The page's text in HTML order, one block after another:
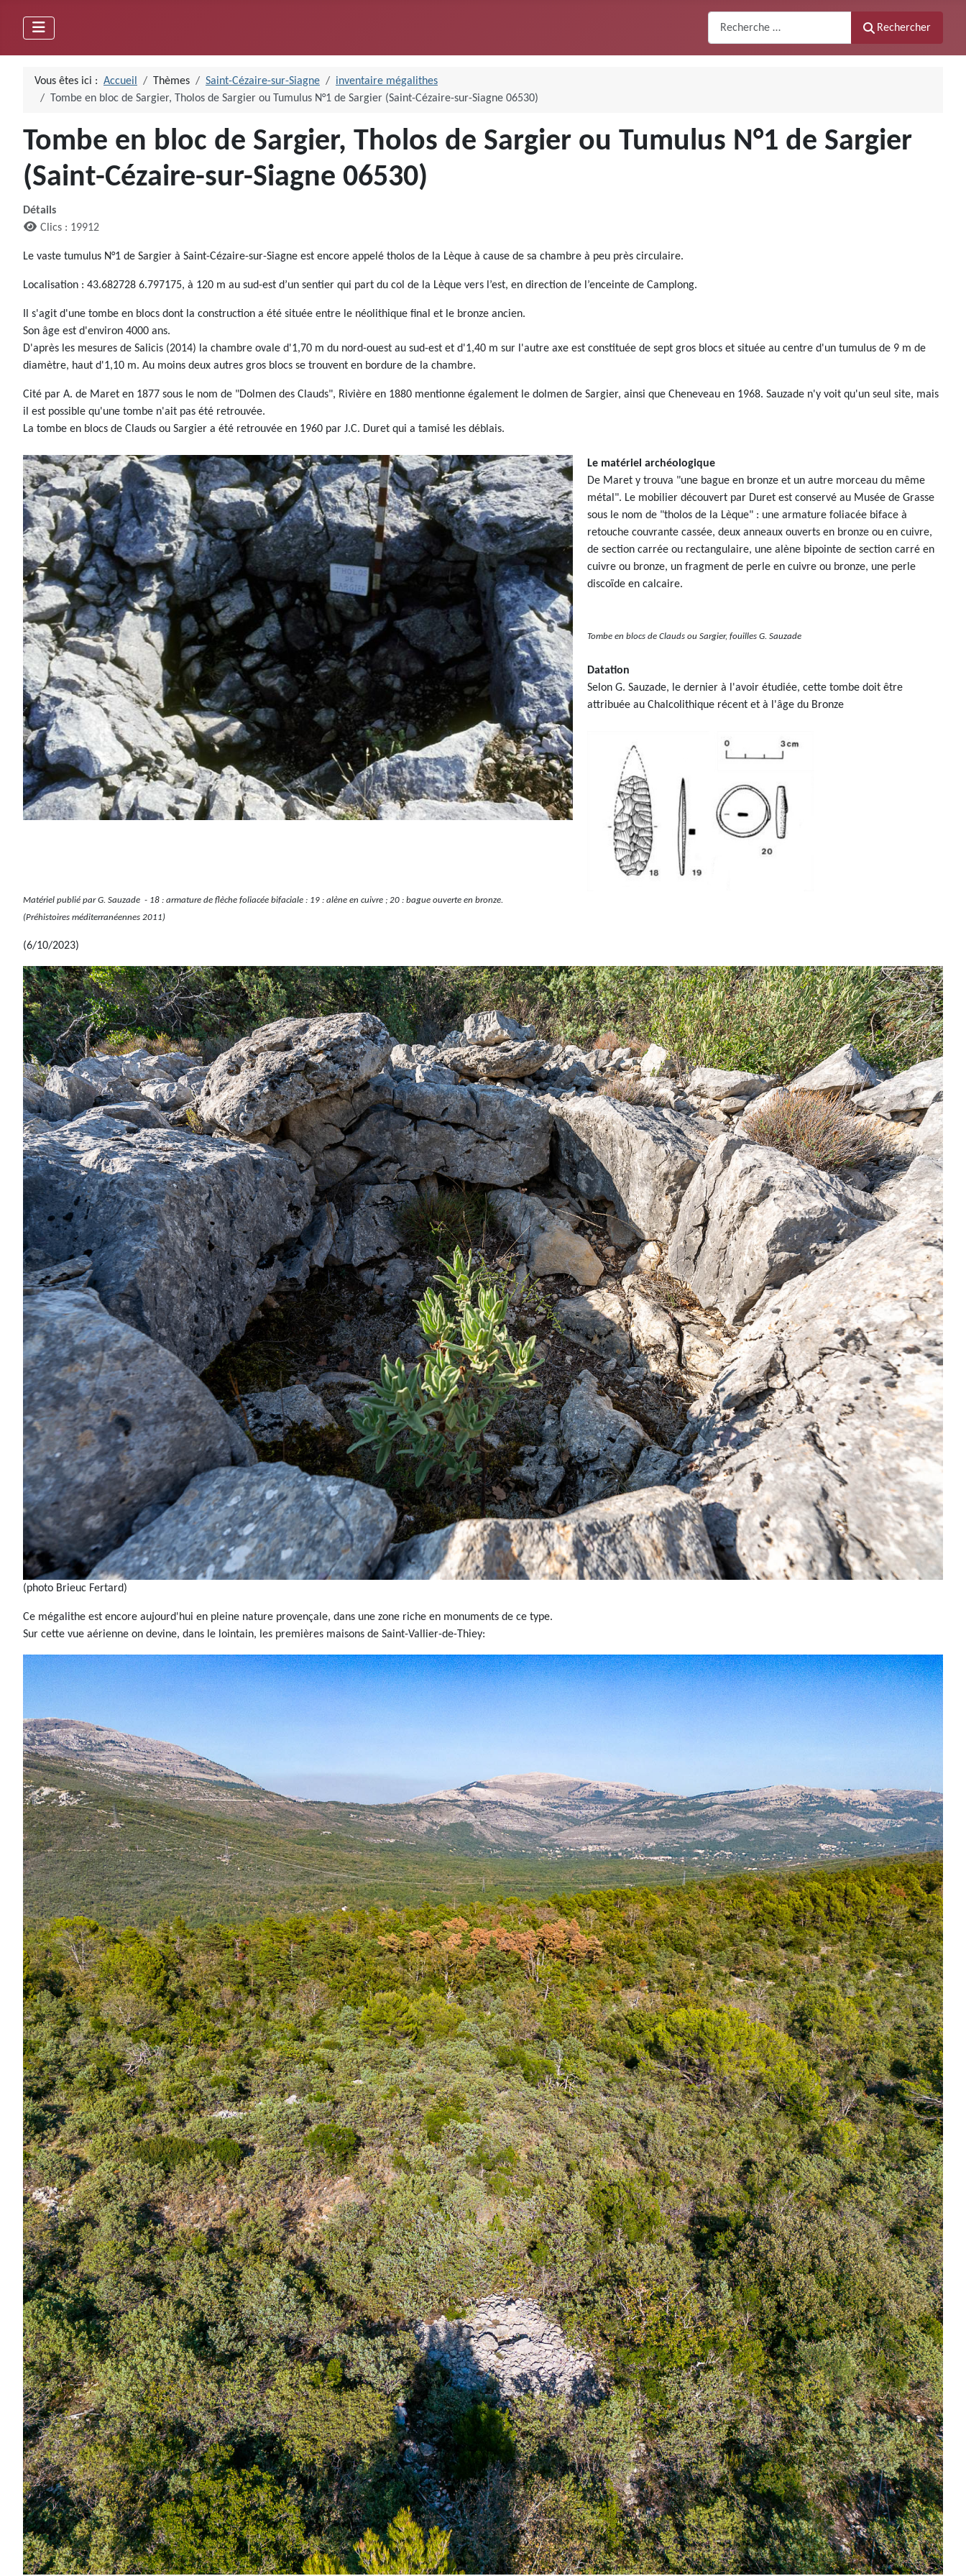
Rechercher
Vous êtes ici : Accueil Thèmes Saint-Cézaire-sur-Siagne
inventaire mégalithes
Tombe en bloc de Sargier, Tholos de Sargier ou Tumulus N°1 de Sargier (Saint-Cézaire-sur-Siagne 06530)
Tombe en bloc de Sargier, Tholos de Sargier ou Tumulus N°1 de Sargier
(Saint-Cézaire-sur-Siagne 06530)
Détails
Clics : 19912
Le vaste tumulus N°1 de Sargier à Saint-Cézaire-sur-Siagne est encore appelé tholos de la Lèque à cause de sa chambre à peu près circulaire.
Localisation : 43.682728 6.797175, à 120 m au sud-est d’un sentier qui part du col de la Lèque vers l’est, en direction de l’enceinte de Camplong.
Il s'agit d'une tombe en blocs dont la construction a été située entre le néolithique final et le bronze ancien.
Son âge est d'environ 4000 ans.
D'après les mesures de Salicis (2014) la chambre ovale d'1,70 m du nord-ouest au sud-est et d'1,40 m sur l'autre axe est constituée de sept gros blocs et située au centre d'un tumulus de 9 m de
diamètre, haut d'1,10 m. Au moins deux autres gros blocs se trouvent en bordure de la chambre.
Cité par A. de Maret en 1877 sous le nom de "Dolmen des Clauds", Rivière en 1880 mentionne également le dolmen de Sargier, ainsi que Cheneveau en 1968. Sauzade n'y voit qu'un seul site, mais
il est possible qu'une tombe n'ait pas été retrouvée.
La tombe en blocs de Clauds ou Sargier a été retrouvée en 1960 par J.C. Duret qui a tamisé les déblais.
Le matériel archéologique
De Maret y trouva "une bague en bronze et un autre morceau du même
métal". Le mobilier découvert par Duret est conservé au Musée de Grasse
sous le nom de "tholos de la Lèque" : une armature foliacée biface à
retouche couvrante cassée, deux anneaux ouverts en bronze ou en cuivre,
de section carrée ou rectangulaire, une alène bipointe de section carré en
cuivre ou bronze, un fragment de perle en cuivre ou bronze, une perle
discoïde en calcaire.
Tombe en blocs de Clauds ou Sargier, fouilles G. Sauzade
Datation
Selon G. Sauzade, le dernier à l'avoir étudiée, cette tombe doit être
attribuée au Chalcolithique récent et à l'âge du Bronze
Matériel publié par G. Sauzade - 18 : armature de flèche foliacée bifaciale : 19 : alène en cuivre ; 20 : bague ouverte en bronze.
(Préhistoires méditerranéennes 2011)
(6/10/2023)
(photo Brieuc Fertard)
Ce mégalithe est encore aujourd'hui en pleine nature provençale, dans une zone riche en monuments de ce type.
Sur cette vue aérienne on devine, dans le lointain, les premières maisons de Saint-Vallier-de-Thiey: